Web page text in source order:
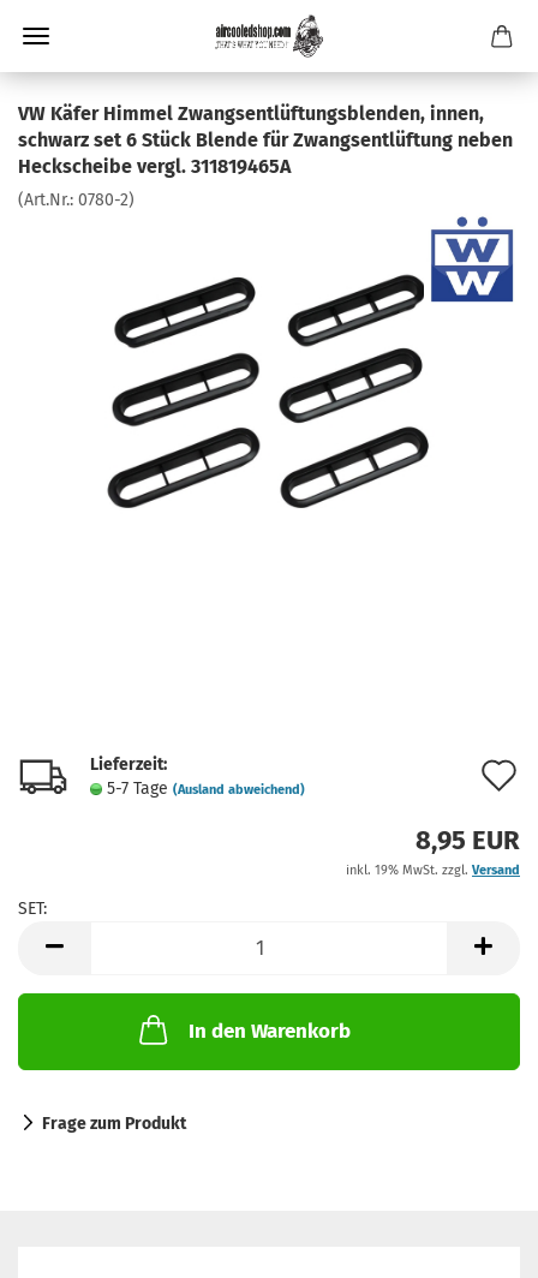
VW Käfer Himmel Zwangsentlüftungsblenden, innen,
schwarz set 6 Stück Blende für Zwangsentlüftung neben
Heckscheibe vergl. 311819465A
(Art.Nr.: 0780-2)
Lieferzeit:
5-7 Tage (Ausland abweichend)
8,95 EUR
inkl. 19% MwSt. zzgl. Versand
SET:
In den Warenkorb
Frage zum Produkt